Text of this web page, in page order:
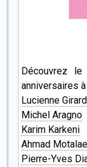
Découvrez
anniversaires
Lucienne
Michel Aragno
Karim Karkeni
Ahmad
Pierre-Yves